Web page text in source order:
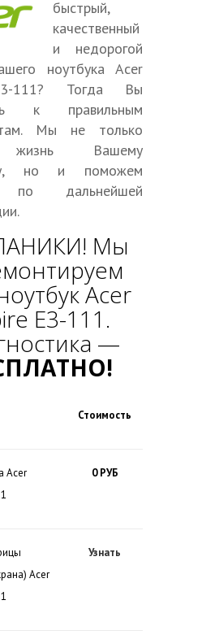
быстрый,
качественный
и недорогой
ноутбука Acer
111? Тогда Вы
к правильным
Мы не только
жизнь Вашему
но и поможем
по дальнейшей
Мы
Acer
E3-111.
—
Стоимость
Acer
0 РУБ
Acer
Узнать